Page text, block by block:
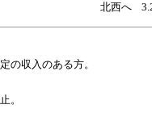
北西へ
の収入のある方。
。